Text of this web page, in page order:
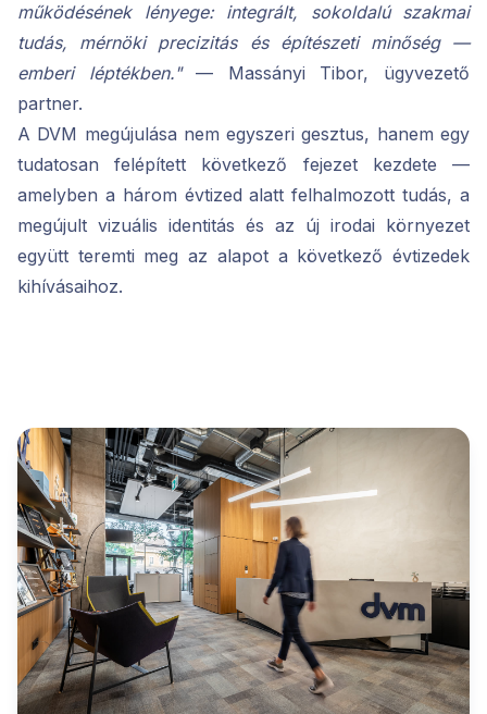
működésének lényege: integrált, sokoldalú szakmai
tudás, mérnöki precizitás és építészeti minőség —
emberi léptékben."— Massányi Tibor, ügyvezető
partner.
A DVM megújulása nem egyszeri gesztus, hanem egy
tudatosan felépített következő fejezet kezdete —
amelyben a három évtized alatt felhalmozott tudás, a
megújult vizuális identitás és az új irodai környezet
együtt teremti meg az alapot a következő évtizedek
kihívásaihoz.